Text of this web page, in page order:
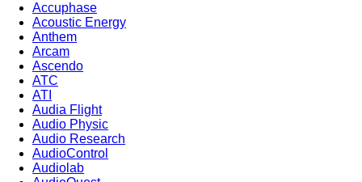
Accuphase
Acoustic Energy
Anthem
Arcam
Ascendo
ATC
ATI
Audia Flight
Audio Physic
Audio Research
AudioControl
Audiolab